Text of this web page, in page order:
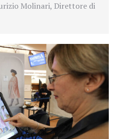
Molinari, Direttore di